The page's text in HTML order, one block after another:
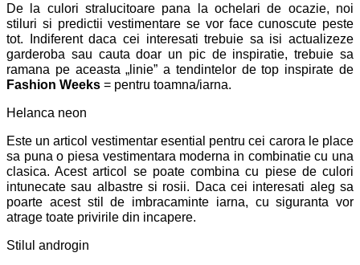
De la culori stralucitoare pana la ochelari de ocazie, noi
stiluri si predictii vestimentare se vor face cunoscute peste
tot. Indiferent daca cei interesati trebuie sa isi actualizeze
garderoba sau cauta doar un pic de inspiratie, trebuie sa
ramana pe aceasta „linie” a tendintelor de top inspirate de
Fashion Weeks = pentru toamna/iarna.
Helanca neon
Este un articol vestimentar esential pentru cei carora le place
sa puna o piesa vestimentara moderna in combinatie cu una
clasica. Acest articol se poate combina cu piese de culori
intunecate sau albastre si rosii. Daca cei interesati aleg sa
poarte acest stil de imbracaminte iarna, cu siguranta vor
atrage toate privirile din incapere.
Stilul androgin